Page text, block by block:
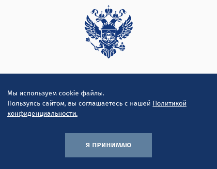
Мы используем cookie файлы.
Пользуясь сайтом, вы соглашаетесь с нашей Политикой
конфиденциальности.
я принимаю
© ООО "Инконсалт К" 2010-2026Политика конфиденциальности